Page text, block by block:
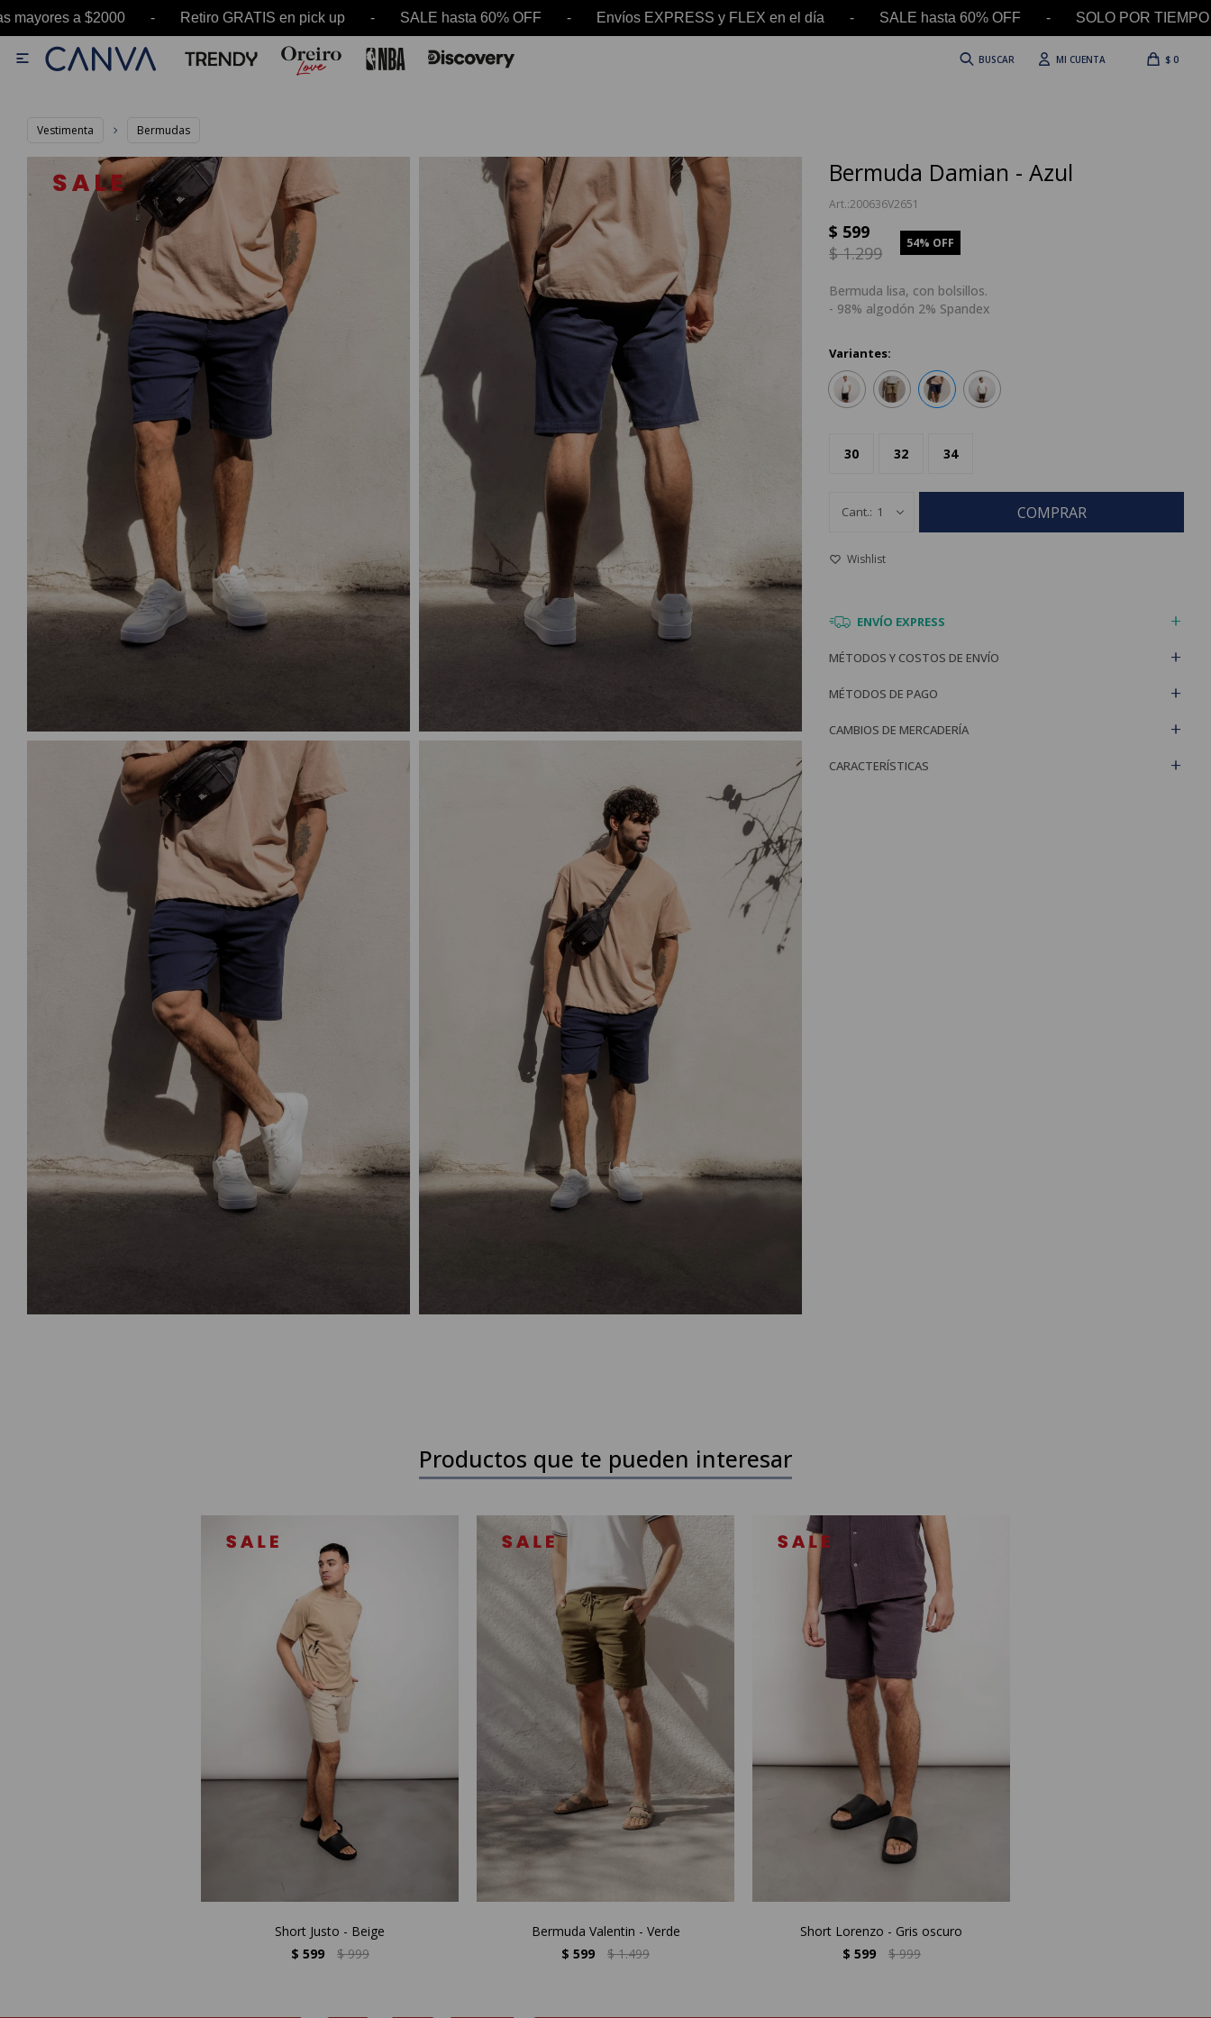
a $2000 - Retiro GRATIS en pick up - SALE hasta 60% OFF - Envíos EXPRESS y FLEX en el día - SALE hasta 60% OFF - SOLO POR TIEMPO LIMITADO
$ 0

Vestimenta Bermudas
Bermuda Damian - Azul
200636V2651
$ 599
$ 1.299 54
Bermuda lisa, con bolsillos.
- 98% algodón 2% Spandex
Variantes:
30 32 34
1 COMPRAR
ENVÍO EXPRESS
MÉTODOS Y COSTOS DE ENVÍO
MÉTODOS DE PAGO
CAMBIOS DE MERCADERÍA
CARACTERÍSTICAS
Productos que te pueden interesar
Short Justo - Beige
$ 599 $ 999
Bermuda Valentin - Verde
$ 599 $ 1.499
Short Lorenzo - Gris oscuro
$ 599 $ 999